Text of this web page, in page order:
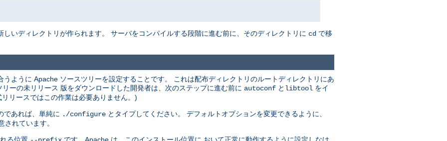
いディレクトリが作られます。 サーバをコンパイルする段階に進む前に、そのディレクトリに cd で移
ように Apache ソースツリーを設定することです。 これは配布ディレクトリのルートディレクトリにあ
ーの未リリース 版をダウンロードした開発者は、次のステップに進む前に autoconf と libtool をイ
リースではこの作業は必要ありません。)
であれば、単純に ./configure とタイプしてください。 デフォルトオプションを変更できるように、
れています。